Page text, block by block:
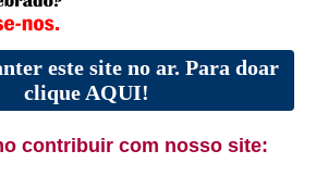
este site no ar. Para doar
clique AQUI!
contribuir com nosso site: